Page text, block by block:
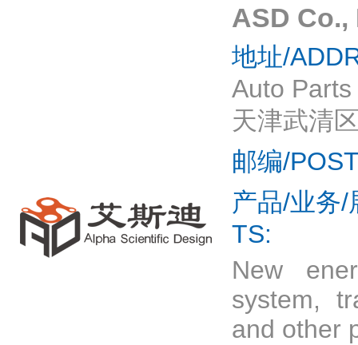
ASD Co.,
地址/
Auto
天津武清
邮编/
产品/业务/
TS:
New
system,
and other